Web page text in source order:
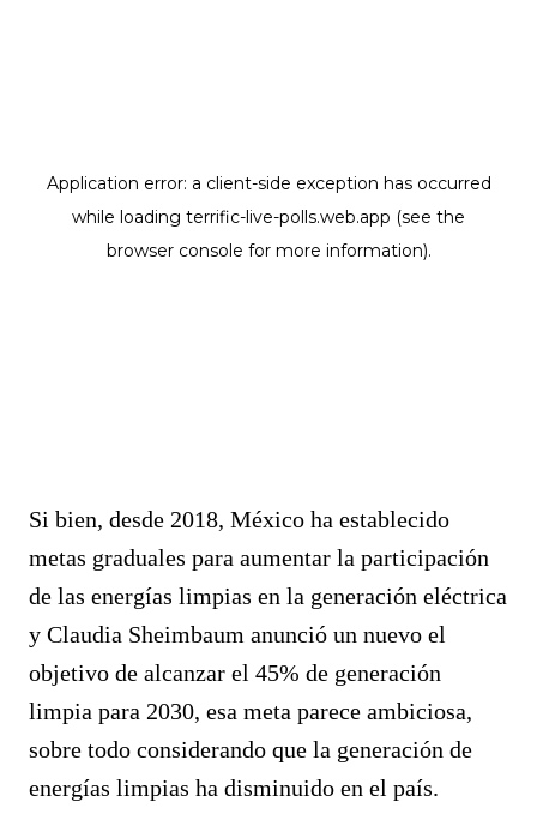
Si bien, desde 2018, México ha establecido
metas graduales para aumentar la participación
de las energías limpias en la generación eléctrica
y Claudia Sheimbaum anunció un nuevo el
objetivo de alcanzar el 45% de generación
limpia para 2030, esa meta parece ambiciosa,
sobre todo considerando que la generación de
energías limpias ha disminuido en el país.